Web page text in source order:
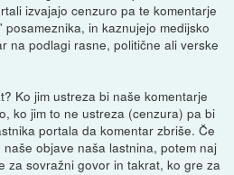
izvajajo cenzuro pa te komentarje
in kaznujejo medijsko
na podlagi rasne, politične ali verske
Ko jim ustreza bi naše komentarje
ko jim to ne ustreza (cenzura) pa bi
portala da komentar zbriše. Če
objave naša lastnina, potem naj
za sovražni govor in takrat, ko gre za